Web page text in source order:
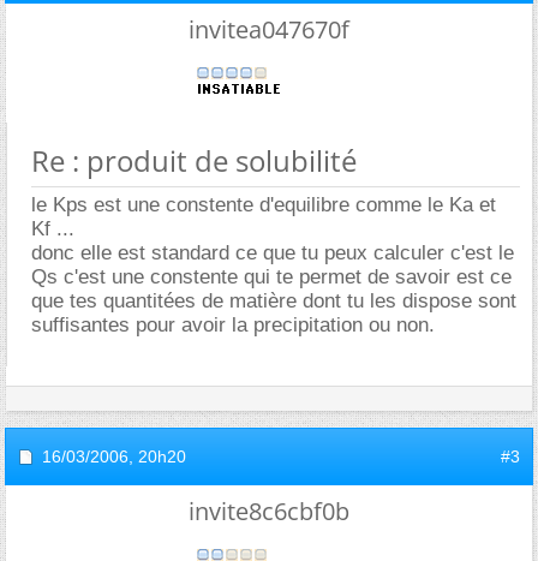
invitea047670f
Re : produit de solubilité
le Kps est une constente d'equilibre comme le Ka et
Kf ...
donc elle est standard ce que tu peux calculer c'est le
Qs c'est une constente qui te permet de savoir est ce
que tes quantitées de matière dont tu les dispose sont
suffisantes pour avoir la precipitation ou non.
16/03/2006, 20h20 #3
invite8c6cbf0b